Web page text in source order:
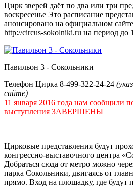
Цирк зверей даёт по два или три
воскресенье Это расписание
анонсировано на официальном
http://circus-sokolniki.ru на период до
Павильон 3 - Сокольники
Телефон Цирка 8-499-322-24-24
сайте)
11 января 2016 года нам сообщили
выступления ЗАВЕРШЕНЫ
Цирковые представления будут
конгрессно-выставочного центра
Добраться сюда от метро можно
парка Сокольники, двигаясь от
прямо. Вход на площадку, где будут